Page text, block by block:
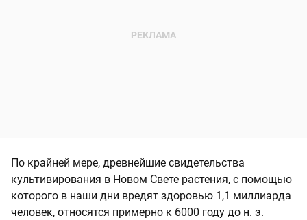
По крайней мере, древнейшие свидетельства
культивирования в Новом Свете растения, с помощью
которого в наши дни вредят здоровью 1,1 миллиарда
человек, относятся примерно к 6000 году до н. э.